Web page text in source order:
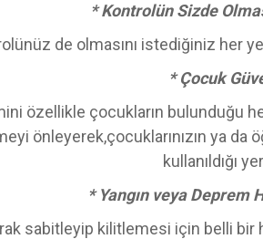
* Kontrolün Sizde
de olmasını istediğiniz
* Çocuk
özellikle çocukların bulunduğu
önleyerek,çocuklarınızın ya
kullanıldığı
* Yangın veya Deprem
sabitleyip kilitlemesi için belli